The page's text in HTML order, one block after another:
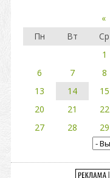
«
Пн
Вт Ср
1
6
7 8
13
14 15
20
21 22
27
28 29